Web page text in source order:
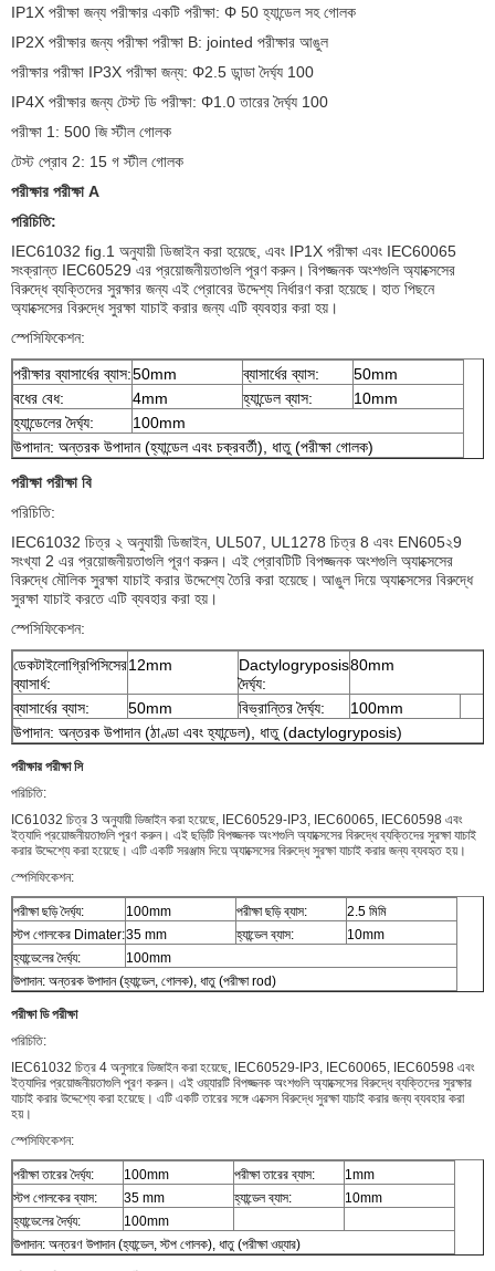
IP1X পরীক্ষা জন্য পরীক্ষার একটি পরীক্ষা: Φ 50 হ্যান্ডেল সহ গোলক
IP2X পরীক্ষার জন্য পরীক্ষা পরীক্ষা B: jointed পরীক্ষার আঙুল
পরীক্ষার পরীক্ষা IP3X পরীক্ষা জন্য: Φ2.5 ডান্ডা দৈর্ঘ্য 100
IP4X পরীক্ষার জন্য টেস্ট ডি পরীক্ষা: Φ1.0 তারের দৈর্ঘ্য 100
পরীক্ষা 1: 500 জি স্টীল গোলক
টেস্ট প্রোব 2: 15 গ স্টীল গোলক
পরীক্ষার পরীক্ষা A
পরিচিতি:
IEC61032 fig.1 অনুযায়ী ডিজাইন করা হয়েছে, এবং IP1X পরীক্ষা এবং IEC60065
সংক্রান্ত IEC60529 এর প্রয়োজনীয়তাগুলি পূরণ করুন। বিপজ্জনক অংশগুলি অ্যাক্সেসের
বিরুদ্ধে ব্যক্তিদের সুরক্ষার জন্য এই প্রোবের উদ্দেশ্য নির্ধারণ করা হয়েছে। হাত পিছনে
অ্যাক্সেসের বিরুদ্ধে সুরক্ষা যাচাই করার জন্য এটি ব্যবহার করা হয়।
স্পেসিফিকেশন:
পরীক্ষার ব্যাসার্ধের ব্যাস:50mm ব্যাসার্ধের ব্যাস:
50mm
বধের বেধ:
4mm হ্যান্ডেল ব্যাস:
10mm
হ্যান্ডেলের দৈর্ঘ্য:
100mm
উপাদান: অন্তরক উপাদান (হ্যান্ডেল এবং চক্রবর্তী), ধাতু (পরীক্ষা গোলক)
পরীক্ষা পরীক্ষা বি
পরিচিতি:
IEC61032 চিত্র ২ অনুযায়ী ডিজাইন, UL507, UL1278 চিত্র 8 এবং EN605২9
সংখ্যা 2 এর প্রয়োজনীয়তাগুলি পূরণ করুন। এই প্রোবটিটি বিপজ্জনক অংশগুলি অ্যাক্সেসের
বিরুদ্ধে মৌলিক সুরক্ষা যাচাই করার উদ্দেশ্যে তৈরি করা হয়েছে। আঙুল দিয়ে অ্যাক্সেসের বিরুদ্ধে
সুরক্ষা যাচাই করতে এটি ব্যবহার করা হয়।
স্পেসিফিকেশন:
ডেকটাইলোগ্রিপিসিসের
ব্যাসার্ধ:
12mm
Dactylogryposis
দৈর্ঘ্য:
80mm
ব্যাসার্ধের ব্যাস: 50mm বিভ্রান্তির দৈর্ঘ্য:
100mm
উপাদান: অন্তরক উপাদান (ঠাণ্ডা এবং হ্যান্ডেল), ধাতু (dactylogryposis)
পরীক্ষার পরীক্ষা সি
পরিচিতি:
IC61032 চিত্র 3 অনুযায়ী ডিজাইন করা হয়েছে, IEC60529-IP3, IEC60065, IEC60598 এবং
ইত্যাদি প্রয়োজনীয়তাগুলি পূরণ করুন। এই ছড়িটি বিপজ্জনক অংশগুলি অ্যাক্সেসের বিরুদ্ধে ব্যক্তিদের সুরক্ষা যাচাই
করার উদ্দেশ্যে করা হয়েছে। এটি একটি সরঞ্জাম দিয়ে অ্যাক্সেসের বিরুদ্ধে সুরক্ষা যাচাই করার জন্য ব্যবহৃত হয়।
স্পেসিফিকেশন:
পরীক্ষা ছড়ি দৈর্ঘ্য: 100mm পরীক্ষা ছড়ি ব্যাস:
2.5 মিমি
স্টপ গোলকের Dimater:35 mm হ্যান্ডেল ব্যাস:
10mm
হ্যান্ডেলের দৈর্ঘ্য:
100mm
উপাদান: অন্তরক উপাদান (হ্যান্ডেল, গোলক), ধাতু (পরীক্ষা rod)
পরীক্ষা ডি পরীক্ষা
পরিচিতি:
IEC61032 চিত্র 4 অনুসারে ডিজাইন করা হয়েছে, IEC60529-IP3, IEC60065, IEC60598 এবং
ইত্যাদির প্রয়োজনীয়তাগুলি পূরণ করুন। এই ওয়্যারটি বিপজ্জনক অংশগুলি অ্যাক্সেসের বিরুদ্ধে ব্যক্তিদের সুরক্ষার
যাচাই করার উদ্দেশ্যে করা হয়েছে। এটি একটি তারের সঙ্গে এক্সেস বিরুদ্ধে সুরক্ষা যাচাই করার জন্য ব্যবহার করা
হয়।
স্পেসিফিকেশন:
পরীক্ষা তারের দৈর্ঘ্য: 100mm পরীক্ষা তারের ব্যাস:
1mm
স্টপ গোলকের ব্যাস:
35 mm হ্যান্ডেল ব্যাস:
10mm
হ্যান্ডেলের দৈর্ঘ্য:
100mm
উপাদান: অন্তরণ উপাদান (হ্যান্ডেল, স্টপ গোলক), ধাতু (পরীক্ষা ওয়্যার)